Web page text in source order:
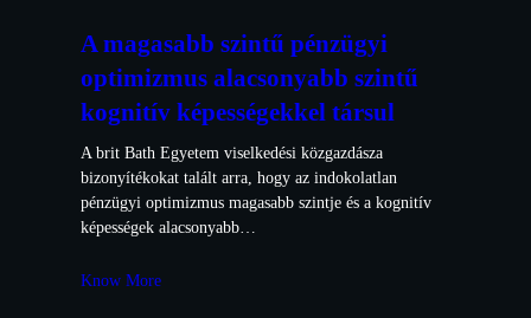
A magasabb szintű pénzügyi
optimizmus alacsonyabb szintű
kognitív képességekkel társul
A brit Bath Egyetem viselkedési közgazdásza
bizonyítékokat talált arra, hogy az indokolatlan
pénzügyi optimizmus magasabb szintje és a kognitív
képességek alacsonyabb…
Know More